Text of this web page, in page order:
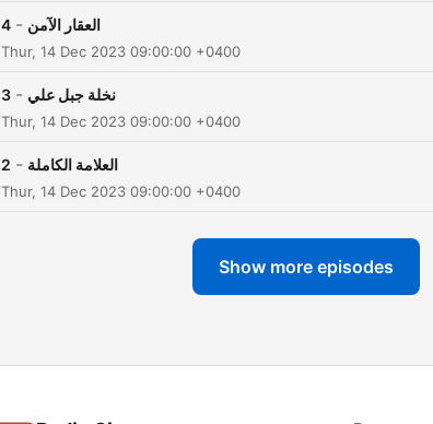
4 - العقار الآمن
Thur, 14 Dec 2023 09:00:00 +0400
3 - نخلة جبل علي
Thur, 14 Dec 2023 09:00:00 +0400
2 - العلامة الكاملة
Thur, 14 Dec 2023 09:00:00 +0400
Show more episodes